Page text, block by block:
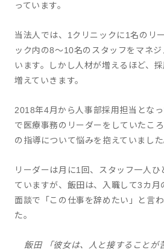
っています。
当法人では、1クリニックに1名のリ
ック内の8～10名のスタッフをマネ
います。しかし人材が増えるほど、
増えていきます。
2018年4月から人事部採用担当とな
で医療事務のリーダーをしていたこ
の指導について悩みを抱えていました
リーダーは月に1回、スタッフ一人
ていますが、飯田は、入職して3カ月
面談で「この仕事を辞めたい」と言
た。
飯田 「彼女は、人と接することが